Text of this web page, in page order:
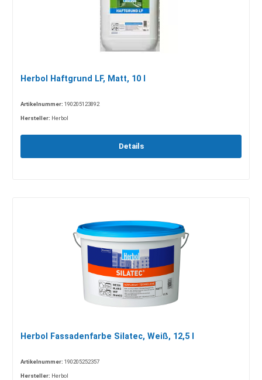
Herbol Haftgrund LF, Matt, 10 l
Artikelnummer: 190205123892
Hersteller: Herbol
Details
Herbol Fassadenfarbe Silatec, Weiß, 12,5 l
Artikelnummer: 190205252357
Hersteller: Herbol